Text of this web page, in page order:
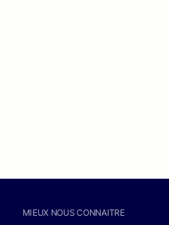
MIEUX NOUS CONNAITRE